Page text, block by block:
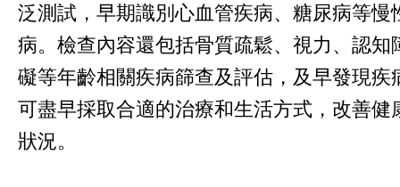
泛測試，早期識別心血管疾病、糖尿病等慢
病。檢查內容還包括骨質疏鬆、視力、認知
礙等年齡相關疾病篩查及評估，及早發現疾
可盡早採取合適的治療和生活方式，改善健
狀況。